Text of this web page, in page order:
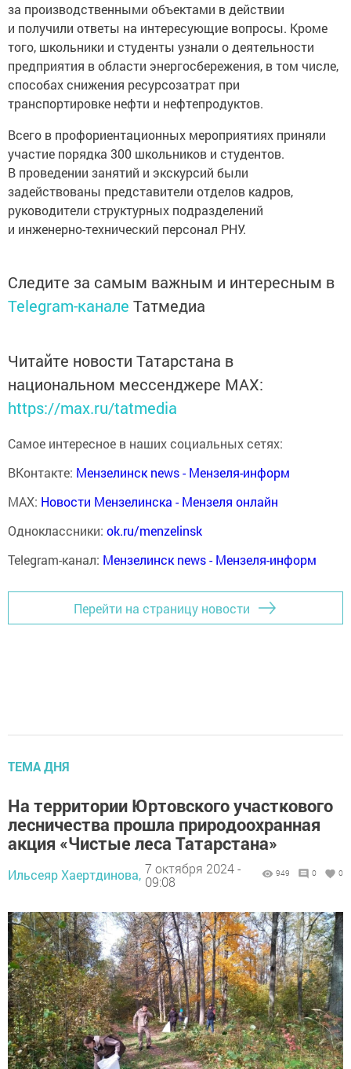
за производственными объектами в действии
и получили ответы на интересующие вопросы. Кроме
того, школьники и студенты узнали о деятельности
предприятия в области энергосбережения, в том числе,
способах снижения ресурсозатрат при
транспортировке нефти и нефтепродуктов.
Всего в профориентационных мероприятиях приняли
участие порядка 300 школьников и студентов.
В проведении занятий и экскурсий были
задействованы представители отделов кадров,
руководители структурных подразделений
и инженерно-технический персонал РНУ.
Следите за самым важным и интересным в
Telegram-канале Татмедиа
Читайте новости Татарстана в
национальном мессенджере MАХ:
https://max.ru/tatmedia
Самое интересное в наших социальных сетях:
ВКонтакте: Мензелинск news - Мензеля-информ
MAX: Новости Мензелинска - Мензеля онлайн
Одноклассники: ok.ru/menzelinsk
Telegram-канал: Мензелинск news - Мензеля-информ
Перейти на страницу новости
ТЕМА ДНЯ
На территории Юртовского участкового
лесничества прошла природоохранная
акция «Чистые леса Татарстана»
Ильсеяр Хаертдинова, 7 октября 2024 -
09:08
949 0 0